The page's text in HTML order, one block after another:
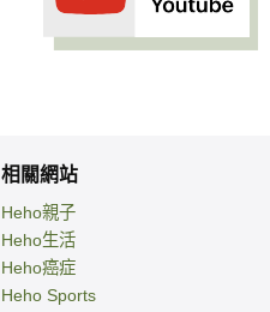
相關網站
Heho親子
Heho生活
Heho癌症
Heho Sports